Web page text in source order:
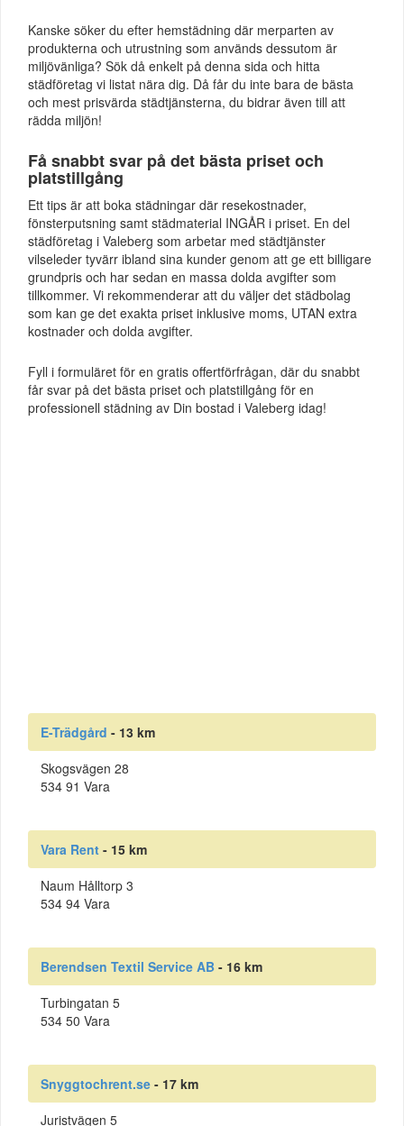
Kanske söker du efter hemstädning där merparten av
produkterna och utrustning som används dessutom är
miljövänliga? Sök då enkelt på denna sida och hitta
städföretag vi listat nära dig. Då får du inte bara de bästa
och mest prisvärda städtjänsterna, du bidrar även till att
rädda miljön!
Få snabbt svar på det bästa priset och
platstillgång
Ett tips är att boka städningar där resekostnader,
fönsterputsning samt städmaterial INGÅR i priset. En del
städföretag i Valeberg som arbetar med städtjänster
vilseleder tyvärr ibland sina kunder genom att ge ett billigare
grundpris och har sedan en massa dolda avgifter som
tillkommer. Vi rekommenderar att du väljer det städbolag
som kan ge det exakta priset inklusive moms, UTAN extra
kostnader och dolda avgifter.
Fyll i formuläret för en gratis offertförfrågan, där du snabbt
får svar på det bästa priset och platstillgång för en
professionell städning av Din bostad i Valeberg idag!
E-Trädgård - 13 km
Skogsvägen 28
534 91 Vara
Vara Rent - 15 km
Naum Hålltorp 3
534 94 Vara
Berendsen Textil Service AB - 16 km
Turbingatan 5
534 50 Vara
Snyggtochrent.se - 17 km
Juristvägen 5